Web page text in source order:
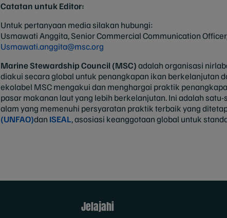
Catatan untuk Editor:
Untuk pertanyaan media silakan hubungi:
Usmawati Anggita, Senior Commercial Communication
Usmawati.anggita@msc.org
Marine Stewardship Council (MSC)adalah organisasi
diakui secara global untuk penangkapan ikan berkelanjutan
ekolabel MSC mengakui dan menghargai praktik
pasar makanan laut yang lebih berkelanjutan. Ini adalah
alam yang memenuhi persyaratan praktik terbaik yang
(UNFAO)dan ISEAL, asosiasi keanggotaan global untuk
Jelajahi